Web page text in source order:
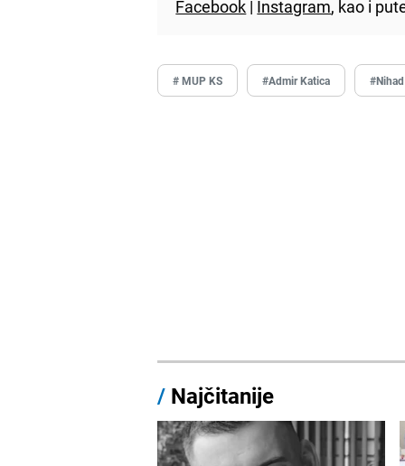
Facebook | Instagram, kao i
# MUP KS #Admir Katica
/ Najčitanije